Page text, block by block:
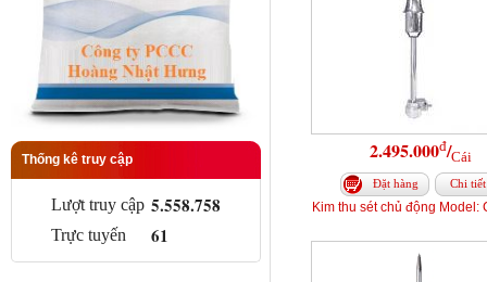
Thống kê truy cập
Lượt truy cập 5.558.758
Trực tuyến 61
2.495.000đ/Cái
Đặt hàng Chi tiết
Kim thu sét chủ động Model: